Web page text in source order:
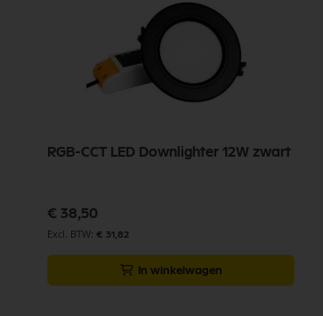
RGB-CCT LED Downlighter 12W zwart
€ 38,50
€ 31,82
In winkelwagen